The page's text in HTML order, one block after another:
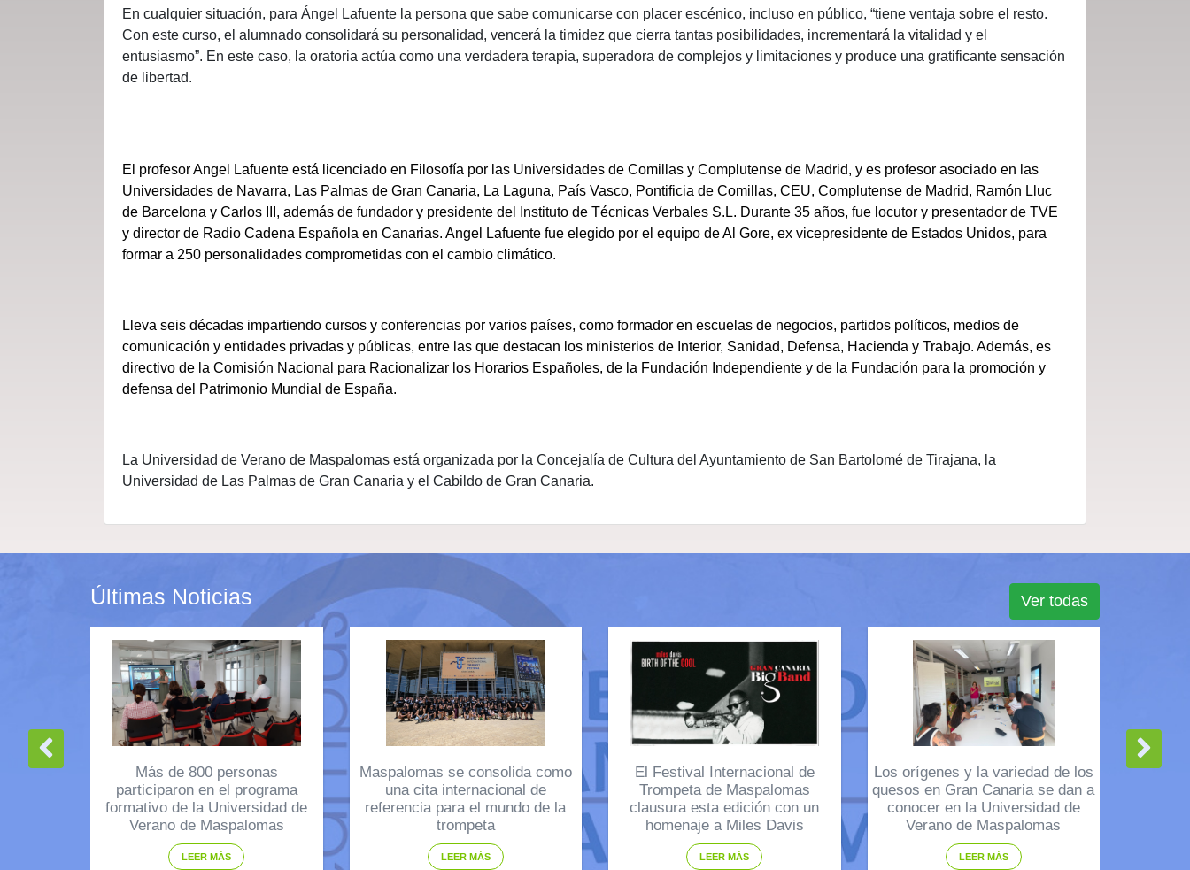
En cualquier situación, para Ángel Lafuente la persona que sabe comunicarse con placer escénico, incluso en público, “tiene ventaja sobre el resto.
Con este curso, el alumnado consolidará su personalidad, vencerá la timidez que cierra tantas posibilidades, incrementará la vitalidad y el
entusiasmo”. En este caso, la oratoria actúa como una verdadera terapia, superadora de complejos y limitaciones y produce una gratificante sensación
de libertad.
El profesor Angel Lafuente está licenciado en Filosofía por las Universidades de Comillas y Complutense de Madrid, y es profesor asociado en las
Universidades de Navarra, Las Palmas de Gran Canaria, La Laguna, País Vasco, Pontificia de Comillas, CEU, Complutense de Madrid, Ramón Lluc
de Barcelona y Carlos III, además de fundador y presidente del Instituto de Técnicas Verbales S.L. Durante 35 años, fue locutor y presentador de TVE
y director de Radio Cadena Española en Canarias. Angel Lafuente fue elegido por el equipo de Al Gore, ex vicepresidente de Estados Unidos, para
formar a 250 personalidades comprometidas con el cambio climático.
Lleva seis décadas impartiendo cursos y conferencias por varios países, como formador en escuelas de negocios, partidos políticos, medios de
comunicación y entidades privadas y públicas, entre las que destacan los ministerios de Interior, Sanidad, Defensa, Hacienda y Trabajo. Además, es
directivo de la Comisión Nacional para Racionalizar los Horarios Españoles, de la Fundación Independiente y de la Fundación para la promoción y
defensa del Patrimonio Mundial de España.
La Universidad de Verano de Maspalomas está organizada por la Concejalía de Cultura del Ayuntamiento de San Bartolomé de Tirajana, la
Universidad de Las Palmas de Gran Canaria y el Cabildo de Gran Canaria.
Últimas Noticias Ver todas
Más de 800 personas
participaron en el programa
formativo de la Universidad de
Verano de Maspalomas
LEER MÁS
Maspalomas se consolida como
una cita internacional de
referencia para el mundo de la
trompeta
LEER MÁS
El Festival Internacional de
Trompeta de Maspalomas
clausura esta edición con un
homenaje a Miles Davis
LEER MÁS
Los orígenes y la variedad de los
quesos en Gran Canaria se dan a
conocer en la Universidad de
Verano de Maspalomas
LEER MÁS